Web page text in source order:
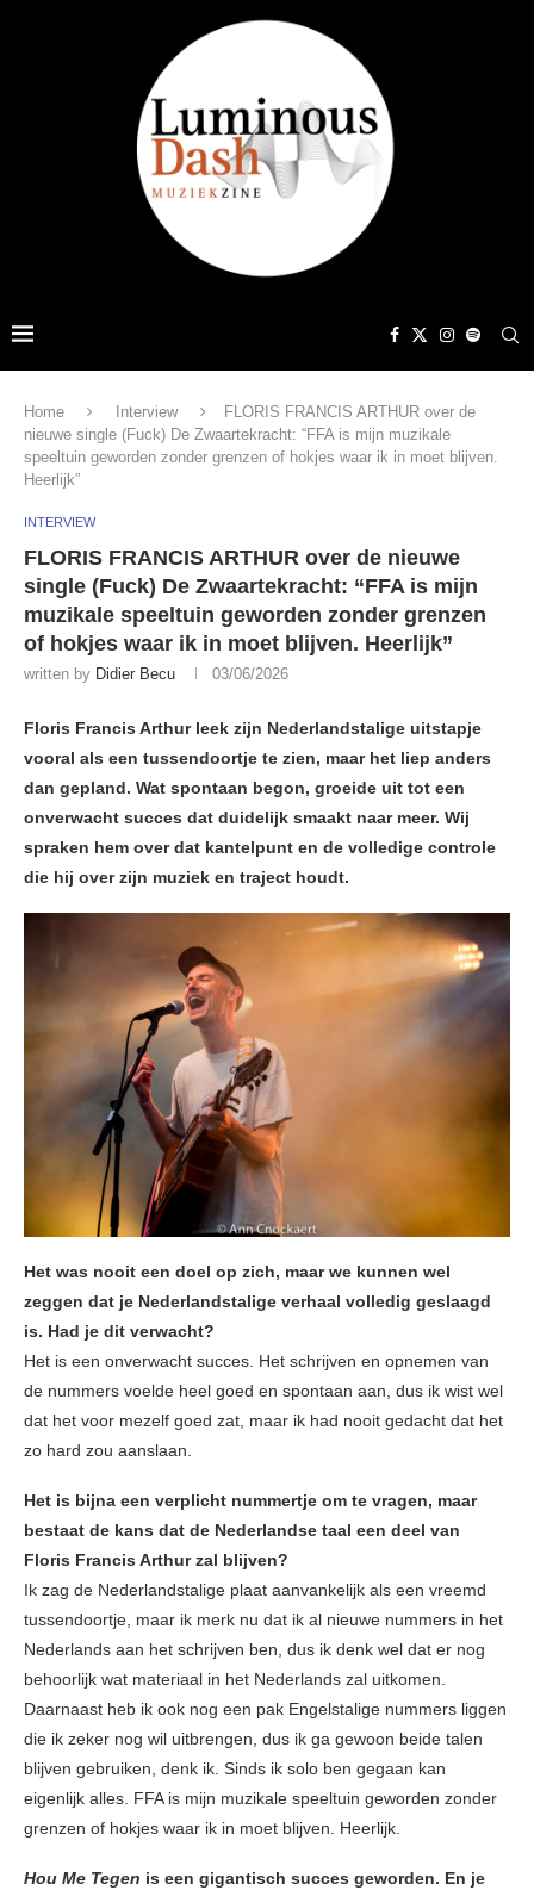
Home Interview
FLORIS FRANCIS ARTHUR over de
nieuwe single (Fuck) De Zwaartekracht: “FFA is mijn muzikale
speeltuin geworden zonder grenzen of hokjes waar ik in moet blijven.
Heerlijk”
INTERVIEW
FLORIS FRANCIS ARTHUR over de nieuwe
single (Fuck) De Zwaartekracht: “FFA is mijn
muzikale speeltuin geworden zonder grenzen
of hokjes waar ik in moet blijven. Heerlijk”
written by Didier Becu 03/06/2026
Floris Francis Arthur leek zijn Nederlandstalige uitstapje
vooral als een tussendoortje te zien, maar het liep anders
dan gepland. Wat spontaan begon, groeide uit tot een
onverwacht succes dat duidelijk smaakt naar meer. Wij
spraken hem over dat kantelpunt en de volledige controle
die hij over zijn muziek en traject houdt.
Het was nooit een doel op zich, maar we kunnen wel
zeggen dat je Nederlandstalige verhaal volledig geslaagd
is. Had je dit verwacht?
Het is een onverwacht succes. Het schrijven en opnemen van
de nummers voelde heel goed en spontaan aan, dus ik wist wel
dat het voor mezelf goed zat, maar ik had nooit gedacht dat het
zo hard zou aanslaan.
Het is bijna een verplicht nummertje om te vragen, maar
bestaat de kans dat de Nederlandse taal een deel van
Floris Francis Arthur zal blijven?
Ik zag de Nederlandstalige plaat aanvankelijk als een vreemd
tussendoortje, maar ik merk nu dat ik al nieuwe nummers in het
Nederlands aan het schrijven ben, dus ik denk wel dat er nog
behoorlijk wat materiaal in het Nederlands zal uitkomen.
Daarnaast heb ik ook nog een pak Engelstalige nummers liggen
die ik zeker nog wil uitbrengen, dus ik ga gewoon beide talen
blijven gebruiken, denk ik. Sinds ik solo ben gegaan kan
eigenlijk alles. FFA is mijn muzikale speeltuin geworden zonder
grenzen of hokjes waar ik in moet blijven. Heerlijk.
Hou Me Tegen is een gigantisch succes geworden. En je